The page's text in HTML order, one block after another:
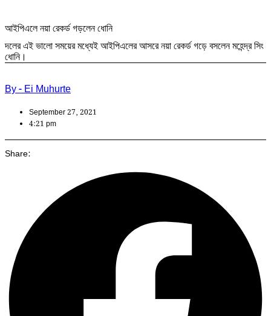
আইপিএলে নয়া রেকর্ড গড়লেন ধোনি
দলের এই ভালো সময়ের মধ্যেই আইপিএলের আসরে নয়া রেকর্ড গড়ে বসলেন মহেন্দ্র সিং
ধোনি।
By - Ei Muhurte
September 27, 2021
4:21 pm
Share: